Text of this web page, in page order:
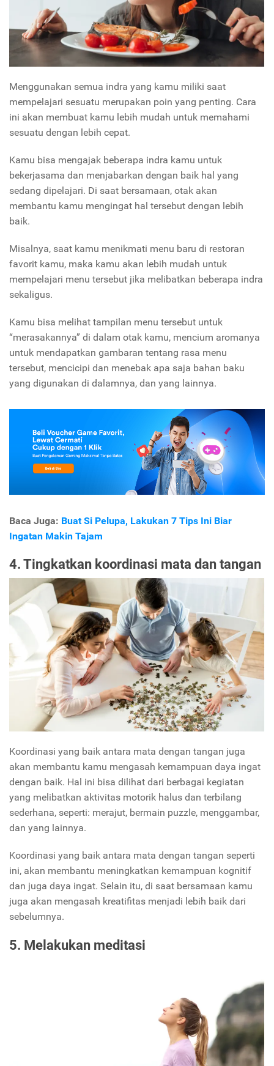
Menggunakan semua indra yang kamu miliki saat
mempelajari sesuatu merupakan poin yang penting. Cara
ini akan membuat kamu lebih mudah untuk memahami
sesuatu dengan lebih cepat.
Kamu bisa mengajak beberapa indra kamu untuk
bekerjasama dan menjabarkan dengan baik hal yang
sedang dipelajari. Di saat bersamaan, otak akan
membantu kamu mengingat hal tersebut dengan lebih
baik.
Misalnya, saat kamu menikmati menu baru di restoran
favorit kamu, maka kamu akan lebih mudah untuk
mempelajari menu tersebut jika melibatkan beberapa indra
sekaligus.
Kamu bisa melihat tampilan menu tersebut untuk
“merasakannya” di dalam otak kamu, mencium aromanya
untuk mendapatkan gambaran tentang rasa menu
tersebut, mencicipi dan menebak apa saja bahan baku
yang digunakan di dalamnya, dan yang lainnya.
Baca Juga: Buat Si Pelupa, Lakukan 7 Tips Ini Biar
Ingatan Makin Tajam
4. Tingkatkan koordinasi mata dan tangan
Koordinasi yang baik antara mata dengan tangan juga
akan membantu kamu mengasah kemampuan daya ingat
dengan baik. Hal ini bisa dilihat dari berbagai kegiatan
yang melibatkan aktivitas motorik halus dan terbilang
sederhana, seperti: merajut, bermain puzzle, menggambar,
dan yang lainnya.
Koordinasi yang baik antara mata dengan tangan seperti
ini, akan membantu meningkatkan kemampuan kognitif
dan juga daya ingat. Selain itu, di saat bersamaan kamu
juga akan mengasah kreatifitas menjadi lebih baik dari
sebelumnya.
5. Melakukan meditasi